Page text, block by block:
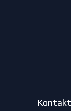
Kontakt